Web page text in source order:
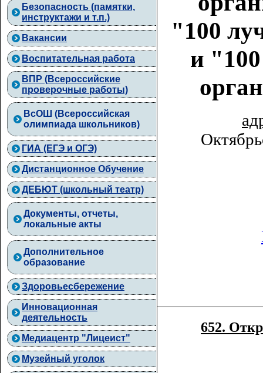
Безопасность (памятки,
инструктажи и т.п.)
Вакансии
Воспитательная работа
ВПР (Всероссийские
проверочные работы)
ВcОШ (Всероссийская
олимпиада школьников)
ГИА (ЕГЭ и ОГЭ)
Дистанционное Обучение
ДЕБЮТ (школьный театр)
Документы, отчеты,
локальные акты
Дополнительное
образование
Здоровьесбережение
Инновационная
деятельность
Медиацентр "Лицеист"
Музейный уголок
"100
и
652.